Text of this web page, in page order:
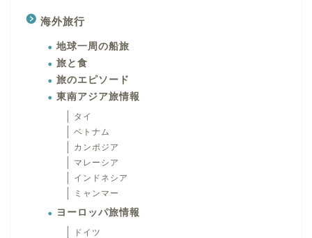
海外旅行
地球一周の船旅
旅と食
旅のエピソード
東南アジア旅情報
タイ
ベトナム
カンボジア
マレーシア
インドネシア
ミャンマー
ヨーロッパ旅情報
ドイツ